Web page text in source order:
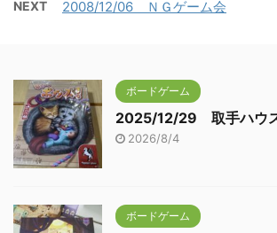
NEXT 2008/12/06 ＮＧゲーム会
ボードゲーム
2025/12/29 取手ハウ
2026/8/4
ボードゲーム